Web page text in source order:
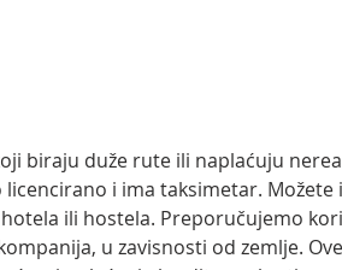
biraju duže rute ili naplaćuju
i ima taksimetar. Možete
ili hostela. Preporučujemo
u zavisnosti od zemlje.